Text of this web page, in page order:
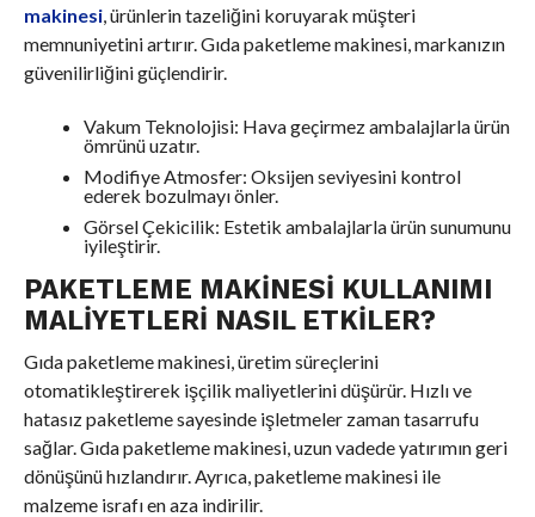
makinesi, ürünlerin tazeliğini koruyarak müşteri
memnuniyetini artırır. Gıda paketleme makinesi, markanızın
güvenilirliğini güçlendirir.
Vakum Teknolojisi: Hava geçirmez ambalajlarla ürün
ömrünü uzatır.
Modifiye Atmosfer: Oksijen seviyesini kontrol
ederek bozulmayı önler.
Görsel Çekicilik: Estetik ambalajlarla ürün sunumunu
iyileştirir.
PAKETLEME MAKINESI KULLANIMI
MALIYETLERI NASIL ETKILER?
Gıda paketleme makinesi, üretim süreçlerini
otomatikleştirerek işçilik maliyetlerini düşürür. Hızlı ve
hatasız paketleme sayesinde işletmeler zaman tasarrufu
sağlar. Gıda paketleme makinesi, uzun vadede yatırımın geri
dönüşünü hızlandırır. Ayrıca, paketleme makinesi ile
malzeme israfı en aza indirilir.